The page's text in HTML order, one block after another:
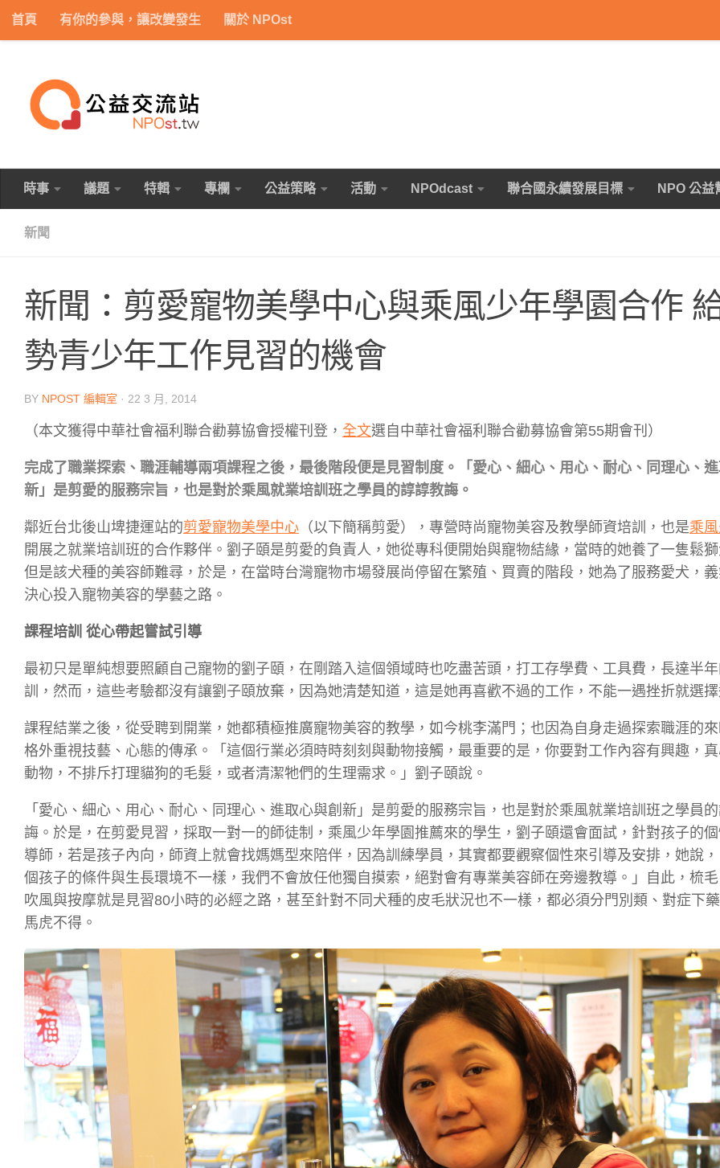
Skip to content
首頁 有你的參與，讓改變發生 關於 NPOst
時事 議題 特輯 專欄 公益策略 活動 NPOdcast 聯合國永續發展目標 NPO 公益
新聞
新聞：剪愛寵物美學中心與乘風少年學園合作
勢青少年工作見習的機會
BY NPOST 編輯室 · 22 3 月, 2014
（本文獲得中華社會福利聯合勸募協會授權刊登， 全文選自中華社會福利聯合勸募協會第55期會刊）
完成了職業探索、職涯輔導兩項課程之後，最後階段便是見習制度。「愛心、細心、用心、耐心、同理心、
新」是剪愛的服務宗旨，也是對於乘風就業培訓班之學員的諄諄教誨。
鄰近台北後山埤捷運站的剪愛寵物美學中心 （以下簡稱剪愛），專營時尚寵物美容及教學師資培訓，也是乘
開展之就業培訓班的合作夥伴。劉子頤是剪愛的負責人，她從專科便開始與寵物結緣，當時的她養了一隻鬆
但是該犬種的美容師難尋，於是，在當時台灣寵物市場發展尚停留在繁殖、買賣的階段，她為了服務愛犬，
決心投入寵物美容的學藝之路。
課程培訓 從心帶起嘗試引導
最初只是單純想要照顧自己寵物的劉子頤，在剛踏入這個領域時也吃盡苦頭，打工存學費、工具費，長達半
訓，然而，這些考驗都沒有讓劉子頤放棄，因為她清楚知道，這是她再喜歡不過的工作，不能一遇挫折就選
課程結業之後，從受聘到開業，她都積極推廣寵物美容的教學，如今桃李滿門；也因為自身走過探索職涯的
格外重視技藝、心態的傳承。「這個行業必須時時刻刻與動物接觸，最重要的是，你要對工作內容有興趣，
動物，不排斥打理貓狗的毛髮，或者清潔牠們的生理需求。」劉子頤說。
「愛心、細心、用心、耐心、同理心、進取心與創新」是剪愛的服務宗旨，也是對於乘風就業培訓班之學員
誨。於是，在剪愛見習，採取一對一的師徒制，乘風少年學園推薦來的學生，劉子頤還會面試，針對孩子的
導師，若是孩子內向，師資上就會找媽媽型來陪伴，因為訓練學員，其實都要觀察個性來引導及安排，她說
個孩子的條件與生長環境不一樣，我們不會放任他獨自摸索，絕對會有專業美容師在旁邊教導。」自此，梳
吹風與按摩就是見習80小時的必經之路，甚至針對不同犬種的皮毛狀況也不一樣，都必須分門別類、對症下
馬虎不得。